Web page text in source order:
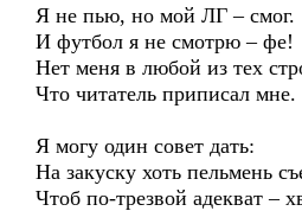
Я не пью, но мой ЛГ – смог.
И футбол я не смотрю – фе!
Нет меня в любой из тех
Что читатель приписал мне.
Я могу один совет дать:
На закуску хоть пельмень
Чтоб по-трезвой адекват –